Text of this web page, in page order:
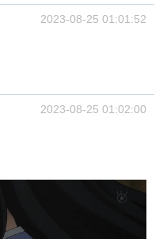
2023-08-25 01:01:52
2023-08-25 01:02:00